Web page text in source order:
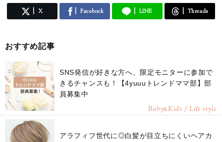
X Facebook LINE Threads
おすすめ記事
SNS発信が好きな方へ、限定モニターに参加で
きるチャンスも！【4yuuuトレンドママ部】部
員募集中
Baby&Kids / Life style
アラフィフ世代に◎白髪が目立ちにくいヘアカ